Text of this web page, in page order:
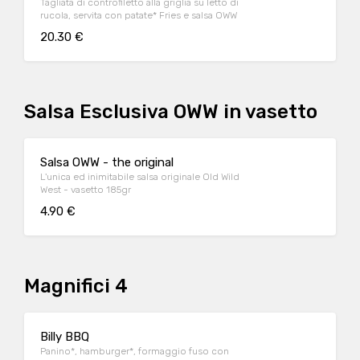
Tagliata di controfiletto alla griglia su letto di
rucola, servita con patate* Fries e salsa OWW
20.30 €
Salsa Esclusiva OWW in vasetto
Salsa OWW - the original
L'unica ed inimitabile salsa originale Old Wild
West - vasetto 185gr
4.90 €
Magnifici 4
Billy BBQ
Panino*, hamburger*, formaggio fuso con